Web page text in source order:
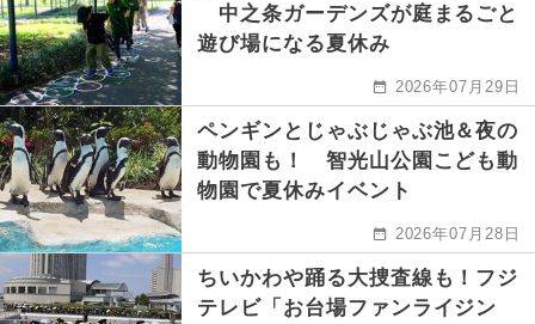
中之条ガーデンズが庭まるごと
遊び場になる夏休み
2026年07月29日
ペンギンとじゃぶじゃぶ池＆夜の
動物園も！ 智光山公園こども動
物園で夏休みイベント
2026年07月28日
ちいかわや踊る大捜査線も！フジ
テレビ「お台場ファンライジン